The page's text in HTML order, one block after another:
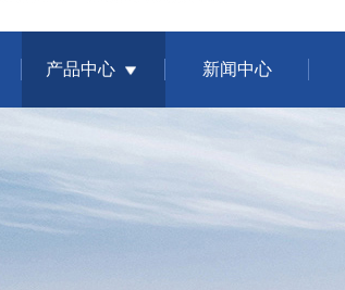
产品中心 新闻中心